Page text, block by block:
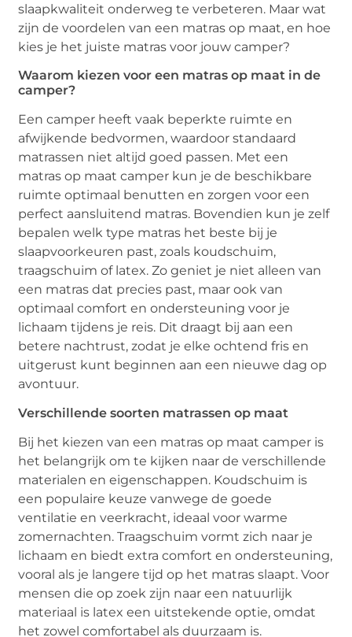
slaapkwaliteit onderweg te verbeteren. Maar wat
zijn de voordelen van een matras op maat, en hoe
kies je het juiste matras voor jouw camper?
Waarom kiezen voor een matras op maat in de
camper?
Een camper heeft vaak beperkte ruimte en
afwijkende bedvormen, waardoor standaard
matrassen niet altijd goed passen. Met een
matras op maat camper kun je de beschikbare
ruimte optimaal benutten en zorgen voor een
perfect aansluitend matras. Bovendien kun je zelf
bepalen welk type matras het beste bij je
slaapvoorkeuren past, zoals koudschuim,
traagschuim of latex. Zo geniet je niet alleen van
een matras dat precies past, maar ook van
optimaal comfort en ondersteuning voor je
lichaam tijdens je reis. Dit draagt bij aan een
betere nachtrust, zodat je elke ochtend fris en
uitgerust kunt beginnen aan een nieuwe dag op
avontuur.
Verschillende soorten matrassen op maat
Bij het kiezen van een matras op maat camper is
het belangrijk om te kijken naar de verschillende
materialen en eigenschappen. Koudschuim is
een populaire keuze vanwege de goede
ventilatie en veerkracht, ideaal voor warme
zomernachten. Traagschuim vormt zich naar je
lichaam en biedt extra comfort en ondersteuning,
vooral als je langere tijd op het matras slaapt. Voor
mensen die op zoek zijn naar een natuurlijk
materiaal is latex een uitstekende optie, omdat
het zowel comfortabel als duurzaam is.